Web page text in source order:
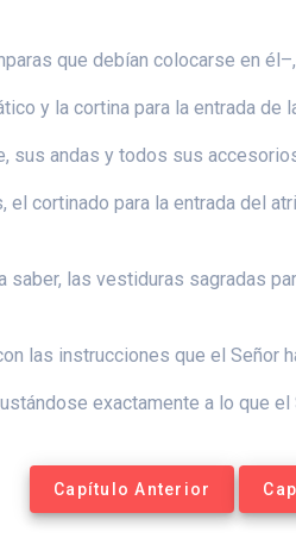
que debían colocarse en
y la cortina para la entrada de
sus andas y todos sus
cortinado para la entrada del
las vestiduras sagradas
las instrucciones que el Señor
exactamente a lo que el
Capítulo Anterior